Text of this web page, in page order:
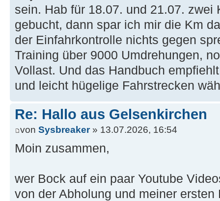
sein. Hab für 18.07. und 21.07. zwei
gebucht, dann spar ich mir die Km
der Einfahrkontrolle nichts gegen
Training über 9000 Umdrehungen,
Vollast. Und das Handbuch
und leicht hügelige Fahrstrecken
Re: Hallo aus Gelsenkirchen
von Sysbreaker» 13.07.2026, 16:54
Moin zusammen,
wer Bock auf ein paar Youtube
von der Abholung und meiner ersten